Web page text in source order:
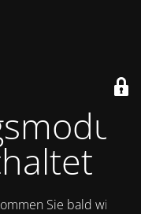
Sie bald wieder.